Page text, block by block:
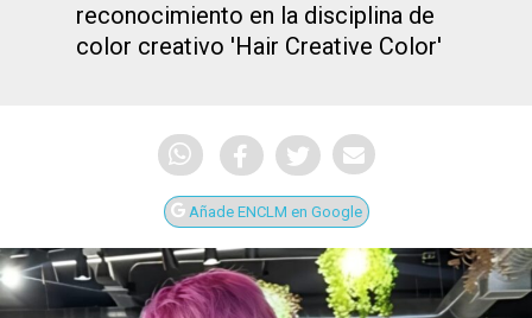
reconocimiento en la disciplina de
color creativo 'Hair Creative Color'
Añade ENCLM en Google